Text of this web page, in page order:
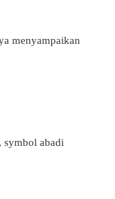
menyampaikan
symbol abadi